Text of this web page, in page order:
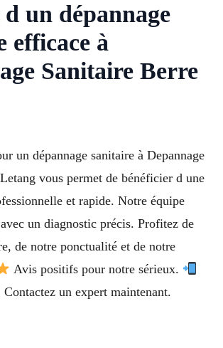
un dépannage
efficace à
Sanitaire Berre
un dépannage sanitaire à Depannage
vous permet de bénéficier d une
et rapide. Notre équipe
un diagnostic précis. Profitez de
de notre ponctualité et de notre
Avis positifs pour notre sérieux.
un expert maintenant.